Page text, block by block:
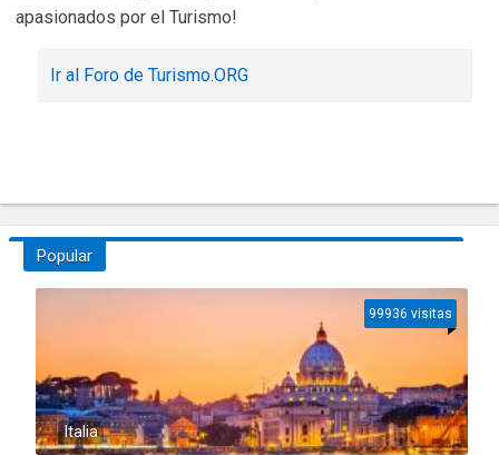
apasionados por el Turismo!
Ir al Foro de Turismo.ORG
Popular
Italia
99936 visitas